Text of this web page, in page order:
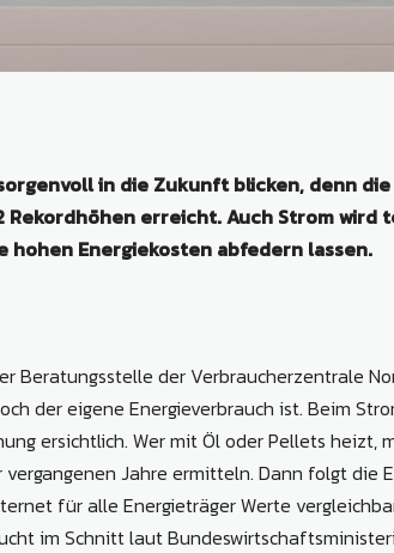
in die Zukunft blicken, denn
Rekordhöhen erreicht. Auch Strom wird
Energiekosten abfedern lassen.
Beratungsstelle der Verbraucherzentrale
der eigene Energieverbrauch ist. Beim
ersichtlich. Wer mit Öl oder Pellets heizt,
Jahre ermitteln. Dann folgt die
für alle Energieträger Werte
im Schnitt laut